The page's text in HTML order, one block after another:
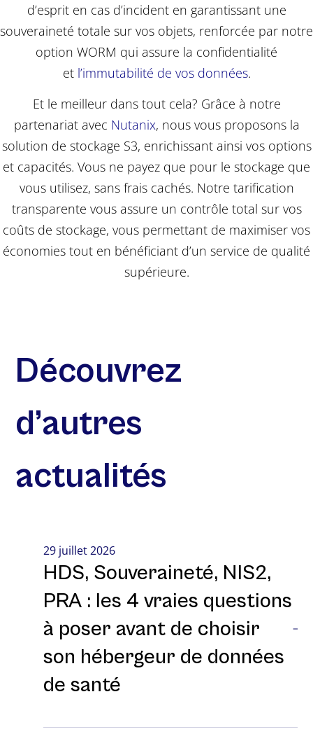
d’esprit en cas d’incident en garantissant une
souveraineté totale sur vos objets, renforcée par notre
option WORM qui assure la confidentialité
et l’immutabilité de vos données.
Et le meilleur dans tout cela? Grâce à notre
partenariat avec Nutanix, nous vous proposons la
solution de stockage S3, enrichissant ainsi vos options
et capacités. Vous ne payez que pour le stockage que
vous utilisez, sans frais cachés. Notre tarification
transparente vous assure un contrôle total sur vos
coûts de stockage, vous permettant de maximiser vos
économies tout en bénéficiant d’un service de qualité
supérieure.
Découvrez
d’autres
actualités
HDS, Souveraineté, NIS2,
PRA : les 4 vraies questions
à poser avant de choisir
son hébergeur de données
de santé
29 juillet 2026